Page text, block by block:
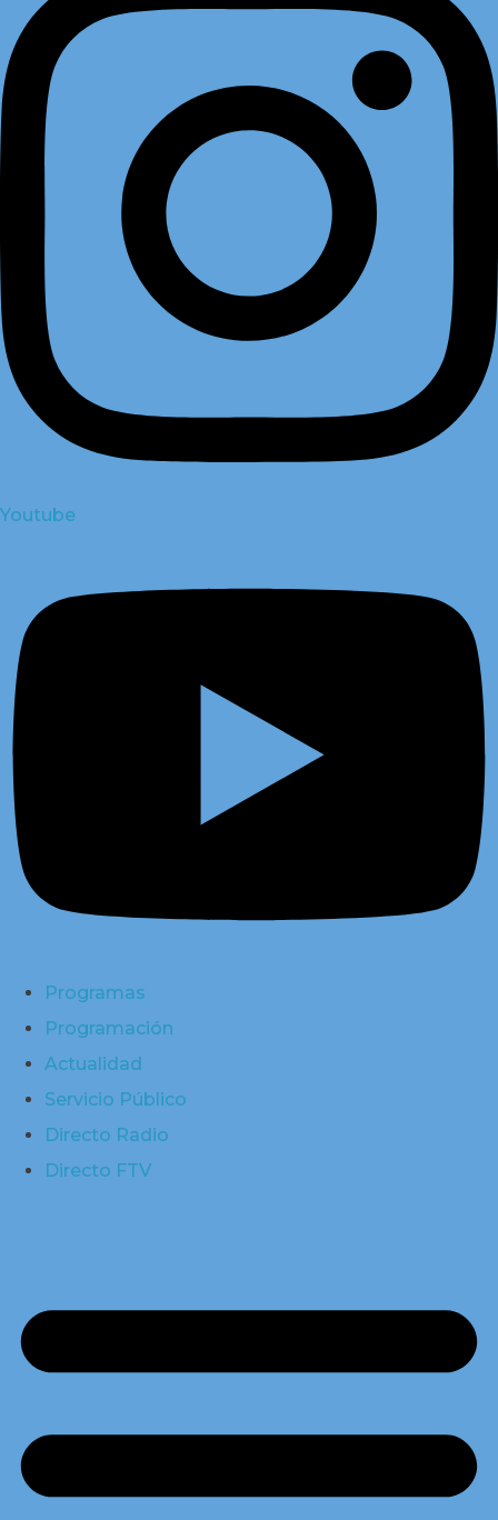
Youtube
Programas
Programación
Actualidad
Servicio Público
Directo Radio
Directo FTV